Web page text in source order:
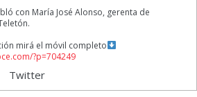
las diferentes emociones nos permite
buena salud emocional.
Día Mundial de la Alegría
con María José Alonso, gerenta de
mirá el móvil completo
?p=704249
Twitter